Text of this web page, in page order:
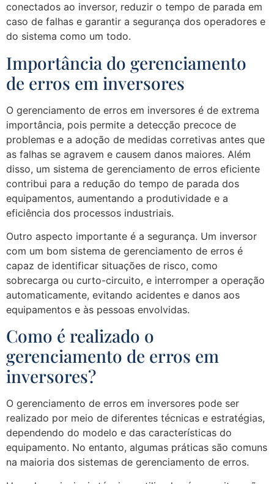
conectados ao inversor, reduzir o tempo de parada em
caso de falhas e garantir a segurança dos operadores e
do sistema como um todo.
Importância do gerenciamento
de erros em inversores
O gerenciamento de erros em inversores é de extrema
importância, pois permite a detecção precoce de
problemas e a adoção de medidas corretivas antes que
as falhas se agravem e causem danos maiores. Além
disso, um sistema de gerenciamento de erros eficiente
contribui para a redução do tempo de parada dos
equipamentos, aumentando a produtividade e a
eficiência dos processos industriais.
Outro aspecto importante é a segurança. Um inversor
com um bom sistema de gerenciamento de erros é
capaz de identificar situações de risco, como
sobrecarga ou curto-circuito, e interromper a operação
automaticamente, evitando acidentes e danos aos
equipamentos e às pessoas envolvidas.
Como é realizado o
gerenciamento de erros em
inversores?
O gerenciamento de erros em inversores pode ser
realizado por meio de diferentes técnicas e estratégias,
dependendo do modelo e das características do
equipamento. No entanto, algumas práticas são comuns
na maioria dos sistemas de gerenciamento de erros.